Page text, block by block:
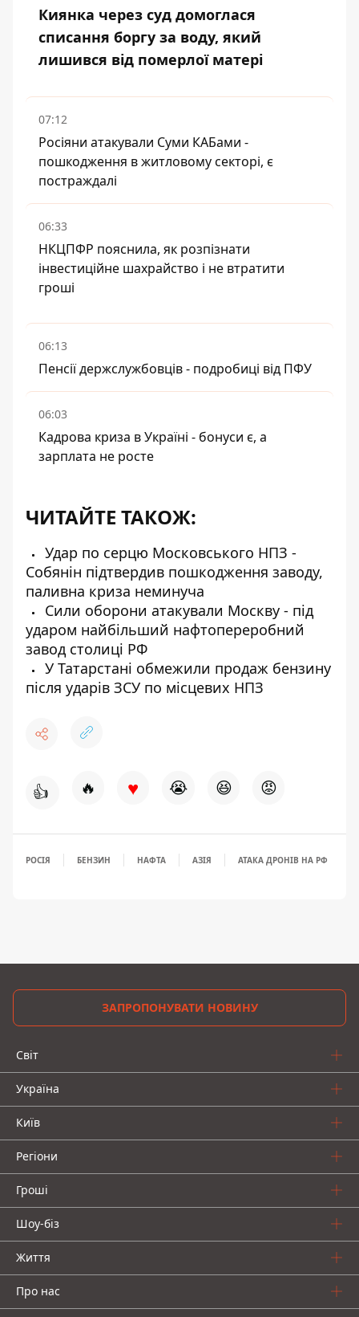
Киянка через суд домоглася
списання боргу за воду, який
лишився від померлої матері
07:12
Росіяни атакували Суми КАБами -
пошкодження в житловому секторі, є
постраждалі
06:33
НКЦПФР пояснила, як розпізнати
інвестиційне шахрайство і не втратити
гроші
06:13
Пенсії держслужбовців - подробиці від ПФУ
06:03
Кадрова криза в Україні - бонуси є, а
зарплата не росте
ЧИТАЙТЕ ТАКОЖ:
Удар по серцю Московського НПЗ -
Собянін підтвердив пошкодження заводу,
паливна криза неминуча
Сили оборони атакували Москву - під
ударом найбільший нафтопереробний
завод столиці РФ
У Татарстані обмежили продаж бензину
після ударів ЗСУ по місцевих НПЗ
👍 🔥 ♥ 😭 😆 😡
РОСІЯ БЕНЗИН НАФТА АЗІЯ АТАКА ДРОНІВ НА РФ
ЗАПРОПОНУВАТИ НОВИНУ
Світ
Україна
Київ
Регіони
Гроші
Шоу-біз
Життя
Про нас